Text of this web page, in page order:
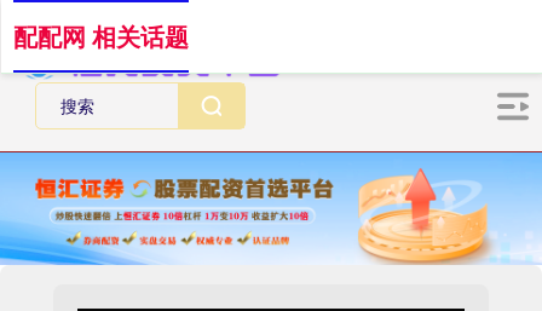
配配网 相关话题